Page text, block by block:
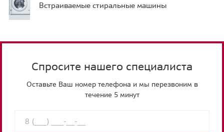
Встраиваемые стиральные машины
Спросите нашего специалиста
Оставьте Ваш номер телефона и мы перезвоним в
течение 5 минут